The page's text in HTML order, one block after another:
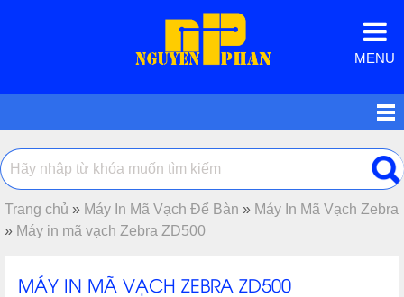
MENU
Trang chủ » Máy In Mã Vạch Để Bàn » Máy In Mã Vạch Zebra
» Máy in mã vạch Zebra ZD500
MÁY IN MÃ VẠCH ZEBRA ZD500